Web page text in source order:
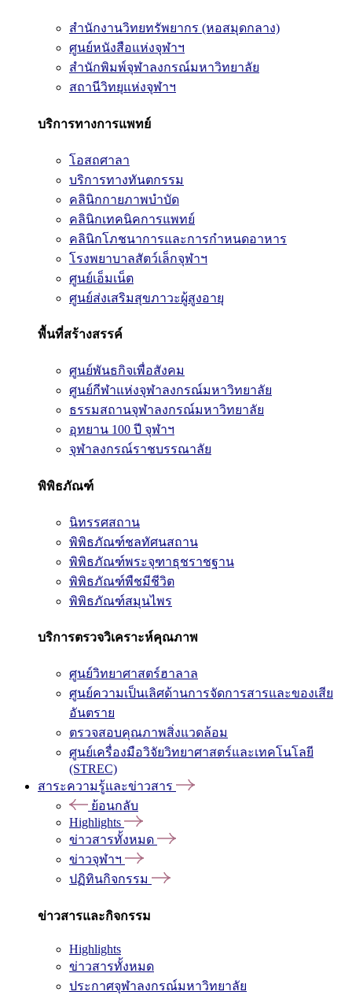
สำนักงานวิทยทรัพยากร (หอสมุดกลาง)
ศูนย์หนังสือแห่งจุฬาฯ
สำนักพิมพ์จุฬาลงกรณ์มหาวิทยาลัย
สถานีวิทยุแห่งจุฬาฯ
บริการทางการแพทย์
โอสถศาลา
บริการทางทันตกรรม
คลินิกกายภาพบำบัด
คลินิกเทคนิคการแพทย์
คลินิกโภชนาการและการกำหนดอาหาร
โรงพยาบาลสัตว์เล็กจุฬาฯ
ศูนย์เอ็มเน็ต
ศูนย์ส่งเสริมสุขภาวะผู้สูงอายุ
พื้นที่สร้างสรรค์
ศูนย์พันธกิจเพื่อสังคม
ศูนย์กีฬาแห่งจุฬาลงกรณ์มหาวิทยาลัย
ธรรมสถานจุฬาลงกรณ์มหาวิทยาลัย
อุทยาน 100 ปี จุฬาฯ
จุฬาลงกรณ์ราชบรรณาลัย
พิพิธภัณฑ์
นิทรรศสถาน
พิพิธภัณฑ์ชลทัศนสถาน
พิพิธภัณฑ์พระจุฑาธุชราชฐาน
พิพิธภัณฑ์พืชมีชีวิต
พิพิธภัณฑ์สมุนไพร
บริการตรวจวิเคราะห์คุณภาพ
ศูนย์วิทยาศาสตร์ฮาลาล
ศูนย์ความเป็นเลิศด้านการจัดการสารและของเสีย
อันตราย
ตรวจสอบคุณภาพสิ่งแวดล้อม
ศูนย์เครื่องมือวิจัยวิทยาศาสตร์และเทคโนโลยี
(STREC)
สาระความรู้และข่าวสาร
ย้อนกลับ
Highlights
ข่าวสารทั้งหมด
ข่าวจุฬาฯ
ปฏิทินกิจกรรม
ข่าวสารและกิจกรรม
Highlights
ข่าวสารทั้งหมด
ประกาศจุฬาลงกรณ์มหาวิทยาลัย